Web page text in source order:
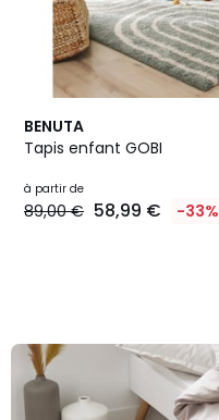
BENUTA
Tapis enfant GOBI
à partir de
89,00 € 58,99 € -33%
3
Couleurs